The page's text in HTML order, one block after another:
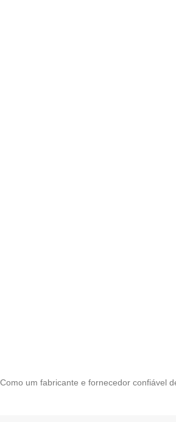
Como um fabricante e fornecedor confiável